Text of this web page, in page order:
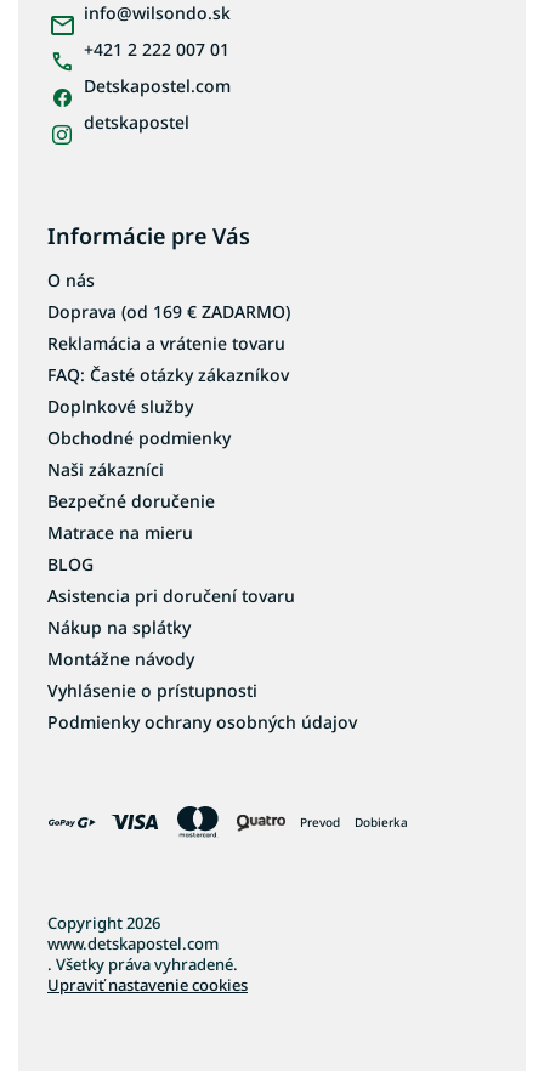
info@wilsondo.sk
+421 2 222 007 01
Detskapostel.com
detskapostel
Informácie pre Vás
O nás
Doprava (od 169 € ZADARMO)
Reklamácia a vrátenie tovaru
FAQ: Časté otázky zákazníkov
Doplnkové služby
Obchodné podmienky
Naši zákazníci
Bezpečné doručenie
Matrace na mieru
BLOG
Asistencia pri doručení tovaru
Nákup na splátky
Montážne návody
Vyhlásenie o prístupnosti
Podmienky ochrany osobných údajov
Prevod Dobierka
Copyright 2026
www.detskapostel.com
. Všetky práva vyhradené.
Upraviť nastavenie cookies